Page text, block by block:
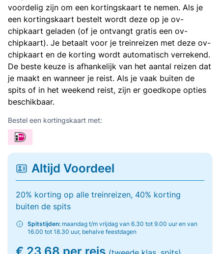
voordelig zijn om een kortingskaart te nemen. Als je
een kortingskaart bestelt wordt deze op je ov-
chipkaart geladen (of je ontvangt gratis een ov-
chipkaart). Je betaalt voor je treinreizen met deze ov-
chipkaart en de korting wordt automatisch verrekend.
De beste keuze is afhankelijk van het aantal reizen dat
je maakt en wanneer je reist. Als je vaak buiten de
spits of in het weekend reist, zijn er goedkope opties
beschikbaar.
Bestel een kortingskaart met:
Altijd Voordeel
20% korting op alle treinreizen, 40% korting
buiten de spits
Spitstijden: maandag t/m vrijdag van 6.30 tot 9.00 uur en van
16.00 tot 18.30 uur, behalve feestdagen